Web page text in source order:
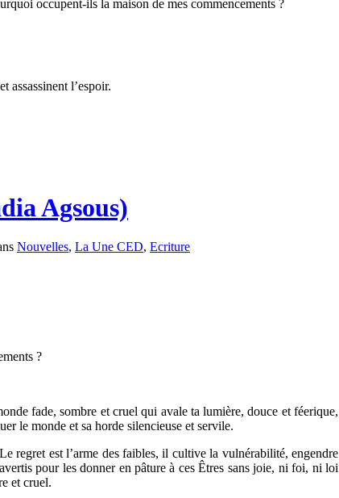
occupent-ils la maison de mes commencements ?
assassinent l’espoir.
Agsous)
Nouvelles, La Une CED, Ecriture
?
fade, sombre et cruel qui avale ta lumière, douce et féerique,
le monde et sa horde silencieuse et servile.
regret est l’arme des faibles, il cultive la vulnérabilité, engendre
pour les donner en pâture à ces Êtres sans joie, ni foi, ni loi
et cruel.